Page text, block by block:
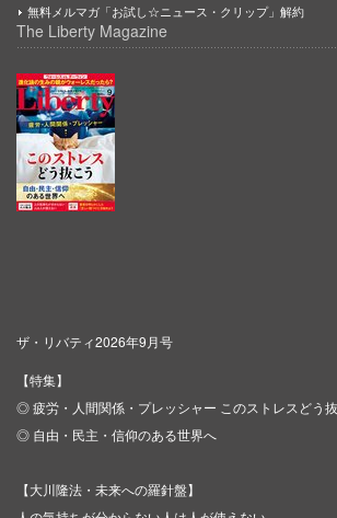
無料メルマガ「お試し☆ニュース・クリップ」解約
The Liberty Magazine
ザ・リバティ2026年9月号
【特集】
◎ 疲労・人間関係・プレッシャー このストレスどう
◎ 自由・民主・信仰のある世界へ
【大川隆法・未来への羅針盤】